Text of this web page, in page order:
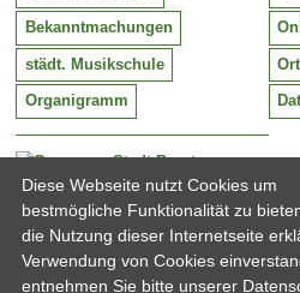
Stadt Barntrup
Mittelstraße 38
32683 Barntrup
Tel:
Email:
05263 / 409-0
info@barntrup.de
Bekanntmachungen
städt. Musikschule
Organigramm
Diese Webseite nutzt Cookies um
bestmögliche Funktionalität zu
die Nutzung dieser Internetseite
Verwendung von Cookies
entnehmen Sie bitte unserer